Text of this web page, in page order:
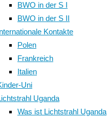
BWO in der S I
BWO in der S II
Kontakte
Polen
Frankreich
Italien
Uni
Uganda
Was ist Lichtstrahl Uganda